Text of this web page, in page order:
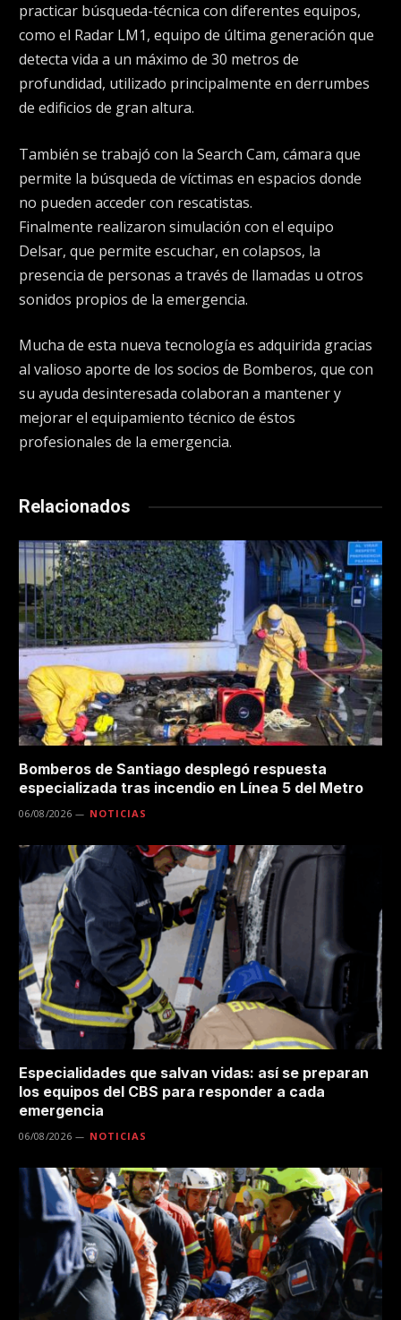
practicar búsqueda-técnica con diferentes equipos,
como el Radar LM1, equipo de última generación que
detecta vida a un máximo de 30 metros de
profundidad, utilizado principalmente en derrumbes
de edificios de gran altura.
También se trabajó con la Search Cam, cámara que
permite la búsqueda de víctimas en espacios donde
no pueden acceder con rescatistas.
Finalmente realizaron simulación con el equipo
Delsar, que permite escuchar, en colapsos, la
presencia de personas a través de llamadas u otros
sonidos propios de la emergencia.
Mucha de esta nueva tecnología es adquirida gracias
al valioso aporte de los socios de Bomberos, que con
su ayuda desinteresada colaboran a mantener y
mejorar el equipamiento técnico de éstos
profesionales de la emergencia.
Relacionados
Bomberos de Santiago desplegó respuesta
especializada tras incendio en Línea 5 del Metro
06/08/2026 NOTICIAS
Especialidades que salvan vidas: así se preparan
los equipos del CBS para responder a cada
emergencia
06/08/2026 NOTICIAS